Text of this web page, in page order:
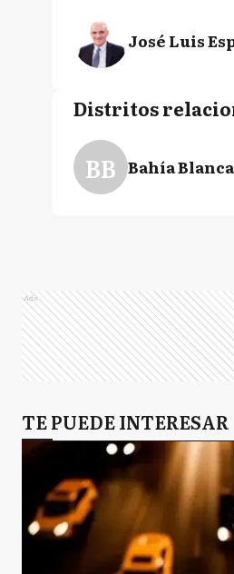
José Luis
Distritos
BB Bahía Blanca
Ads
TE PUEDE INTERESAR